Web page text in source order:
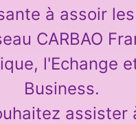
à assoir
CARBAO
l'Echange
Business.
assister